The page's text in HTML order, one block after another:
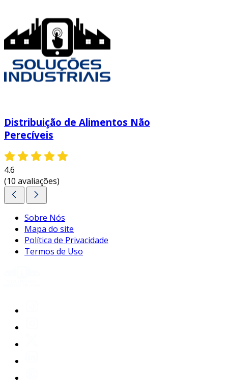
Distribuição de Alimentos Não
Perecíveis
4.6
(10 avaliações)
Sobre Nós
Mapa do site
Política de Privacidade
Termos de Uso